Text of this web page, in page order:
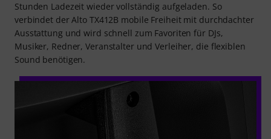
Stunden Ladezeit wieder vollständig aufgeladen. So
verbindet der Alto TX412B mobile Freiheit mit durchdachter
Ausstattung und wird schnell zum Favoriten für DJs,
Musiker, Redner, Veranstalter und Verleiher, die flexiblen
Sound benötigen.